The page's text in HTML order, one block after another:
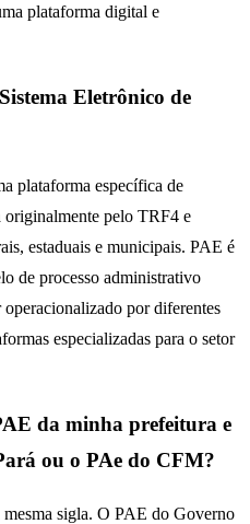
plataforma digital e
Eletrônico de
plataforma específica de
originalmente pelo TRF4 e
estaduais e municipais. PAE é
de processo administrativo
por diferentes
especializadas para o setor
da minha prefeitura e
ou o PAe do CFM?
mesma sigla. O PAE do Governo